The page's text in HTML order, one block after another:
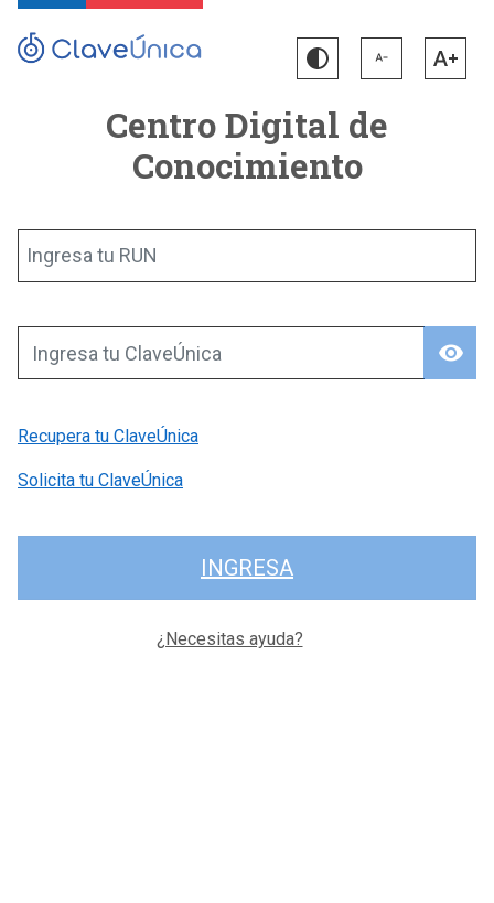
Centro Digital de
Conocimiento
Ingresa tu RUN
visibility
Ingresa tu ClaveÚnica
Recupera tu ClaveÚnica
Solicita tu ClaveÚnica
INGRESA
¿Necesitas ayuda?